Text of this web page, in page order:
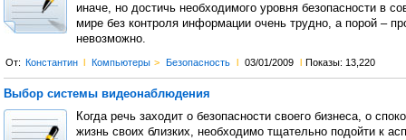
иначе, но достичь необходимого уровня безопасности в
мире без контроля информации очень трудно, а порой –
невозможно.
От: Константин l Компьютеры > Безопасность l 03/01/2009 l Показы: 13,220
Выбор системы видеонаблюдения
Когда речь заходит о безопасности своего бизнеса, о
жизнь своих близких, необходимо тщательно подойти к